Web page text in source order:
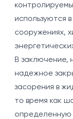
используются
сооружениях,
В заключение,
надежное
засорения в
то время как
определенную